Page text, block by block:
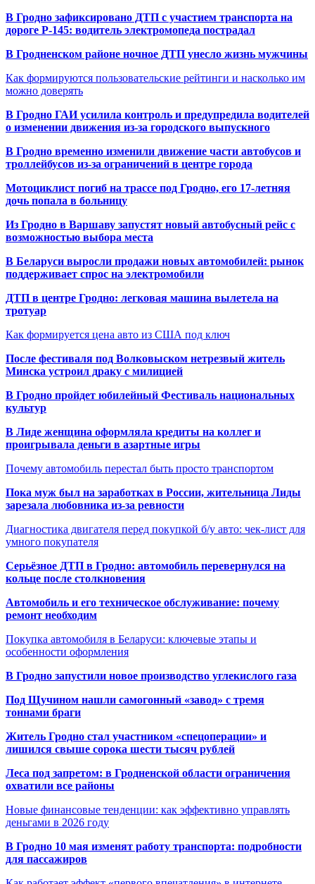
В Гродно зафиксировано ДТП с участием транспорта на
дороге Р-145: водитель электромопеда пострадал
В Гродненском районе ночное ДТП унесло жизнь мужчины
Как формируются пользовательские рейтинги и насколько им
можно доверять
В Гродно ГАИ усилила контроль и предупредила водителей
о изменении движения из-за городского выпускного
В Гродно временно изменили движение части автобусов и
троллейбусов из-за ограничений в центре города
Мотоциклист погиб на трассе под Гродно, его 17-летняя
дочь попала в больницу
Из Гродно в Варшаву запустят новый автобусный рейс с
возможностью выбора места
В Беларуси выросли продажи новых автомобилей: рынок
поддерживает спрос на электромобили
ДТП в центре Гродно: легковая машина вылетела на
тротуар
Как формируется цена авто из США под ключ
После фестиваля под Волковыском нетрезвый житель
Минска устроил драку с милицией
В Гродно пройдет юбилейный Фестиваль национальных
культур
В Лиде женщина оформляла кредиты на коллег и
проигрывала деньги в азартные игры
Почему автомобиль перестал быть просто транспортом
Пока муж был на заработках в России, жительница Лиды
зарезала любовника из-за ревности
Диагностика двигателя перед покупкой б/у авто: чек-лист для
умного покупателя
Серьёзное ДТП в Гродно: автомобиль перевернулся на
кольце после столкновения
Автомобиль и его техническое обслуживание: почему
ремонт необходим
Покупка автомобиля в Беларуси: ключевые этапы и
особенности оформления
В Гродно запустили новое производство углекислого газа
Под Щучином нашли самогонный «завод» с тремя
тоннами браги
Житель Гродно стал участником «спецоперации» и
лишился свыше сорока шести тысяч рублей
Леса под запретом: в Гродненской области ограничения
охватили все районы
Новые финансовые тенденции: как эффективно управлять
деньгами в 2026 году
В Гродно 10 мая изменят работу транспорта: подробности
для пассажиров